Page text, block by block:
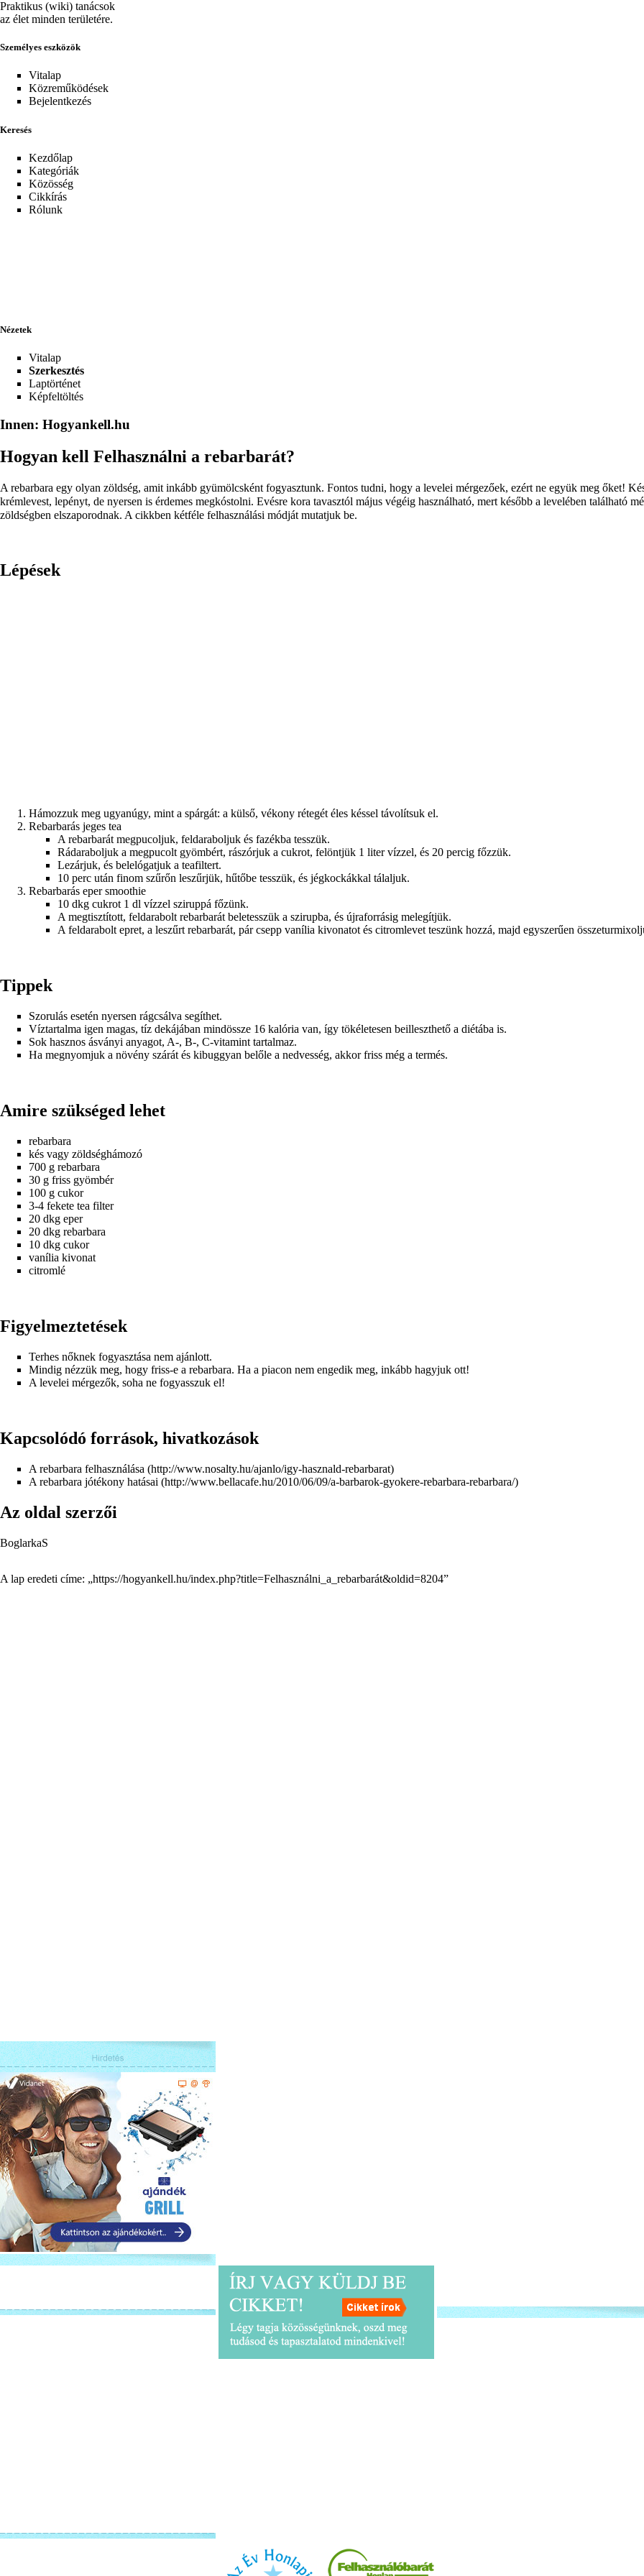
Praktikus (wiki) tanácsok
az élet minden területére.
Személyes eszközök
Vitalap
Közreműködések
Bejelentkezés
Keresés
Kezdőlap
Kategóriák
Közösség
Cikkírás
Rólunk
Nézetek
Vitalap
Szerkesztés
Laptörténet
Képfeltöltés
Innen: Hogyankell.hu
Hogyan kell Felhasználni a rebarbarát?
A rebarbara egy olyan zöldség, amit inkább gyümölcsként fogyasztunk. Fontos tudni, hogy a levelei mérgezőek, ezért ne együk meg őket!
krémlevest, lepényt, de nyersen is érdemes megkóstolni. Evésre kora tavasztól május végéig használható, mert később a levelében található
zöldségben elszaporodnak. A cikkben kétféle felhasználási módját mutatjuk be.
Lépések
Hámozzuk meg ugyanúgy, mint a spárgát: a külső, vékony rétegét éles késsel távolítsuk el.
Rebarbarás jeges tea
A rebarbarát megpucoljuk, feldaraboljuk és fazékba tesszük.
Rádaraboljuk a megpucolt gyömbért, rászórjuk a cukrot, felöntjük 1 liter vízzel, és 20 percig főzzük.
Lezárjuk, és belelógatjuk a teafiltert.
10 perc után finom szűrőn leszűrjük, hűtőbe tesszük, és jégkockákkal tálaljuk.
Rebarbarás eper smoothie
10 dkg cukrot 1 dl vízzel sziruppá főzünk.
A megtisztított, feldarabolt rebarbarát beletesszük a szirupba, és újraforrásig melegítjük.
A feldarabolt epret, a leszűrt rebarbarát, pár csepp vanília kivonatot és citromlevet teszünk hozzá, majd egyszerűen
Tippek
Szorulás esetén nyersen rágcsálva segíthet.
Víztartalma igen magas, tíz dekájában mindössze 16 kalória van, így tökéletesen beilleszthető a diétába is.
Sok hasznos ásványi anyagot, A-, B-, C-vitamint tartalmaz.
Ha megnyomjuk a növény szárát és kibuggyan belőle a nedvesség, akkor friss még a termés.
Amire szükséged lehet
rebarbara
kés vagy zöldséghámozó
700 g rebarbara
30 g friss gyömbér
100 g cukor
3-4 fekete tea filter
20 dkg eper
20 dkg rebarbara
10 dkg cukor
vanília kivonat
citromlé
Figyelmeztetések
Terhes nőknek fogyasztása nem ajánlott.
Mindig nézzük meg, hogy friss-e a rebarbara. Ha a piacon nem engedik meg, inkább hagyjuk ott!
A levelei mérgezők, soha ne fogyasszuk el!
Kapcsolódó források, hivatkozások
A rebarbara felhasználása
A rebarbara jótékony hatásai
Az oldal szerzői
BoglarkaS
A lap eredeti címe: „https://hogyankell.hu/index.php?title=Felhasználni_a_rebarbarát&oldid=8204”